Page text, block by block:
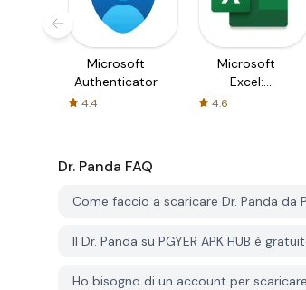
Microsoft
Authenticator
4.4
Microsoft
Excel:
Spreadsheets
4.6
Dr. Panda FAQ
Come faccio a scaricare Dr. Panda da
Il Dr. Panda su PGYER APK HUB è
Ho bisogno di un account per scaricare